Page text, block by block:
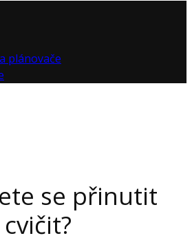
plánovače
se přinutit
cvičit?